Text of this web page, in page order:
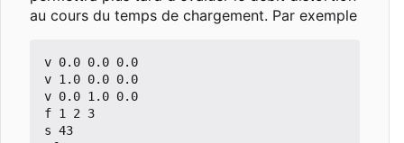
au cours du temps de chargement. Par exemple
v 0.0 0.0 0.0
v 1.0 0.0 0.0
v 0.0 1.0 0.0
f 1 2 3
s 43